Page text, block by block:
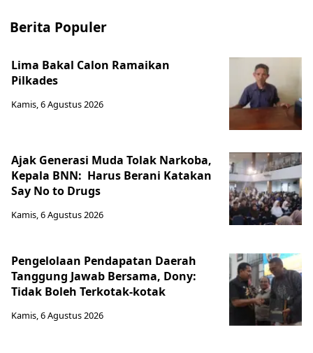
Berita Populer
Lima Bakal Calon Ramaikan
Pilkades
Kamis, 6 Agustus 2026
Ajak Generasi Muda Tolak Narkoba,
Kepala BNN: Harus Berani Katakan
Say No to Drugs
Kamis, 6 Agustus 2026
Pengelolaan Pendapatan Daerah
Tanggung Jawab Bersama, Dony:
Tidak Boleh Terkotak-kotak
Kamis, 6 Agustus 2026